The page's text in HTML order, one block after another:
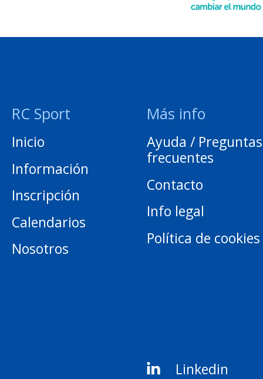
RC Sport
Inicio
Información
Inscripción
Calendarios
Nosotros
Más info
Ayuda / Preguntas
frecuentes
Contacto
Info legal
Política de cookies
Linkedin